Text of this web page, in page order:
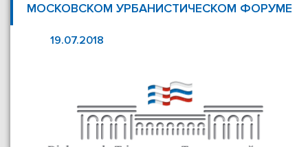
МОСКОВСКОМ УРБАНИСТИЧЕСКОМ ФОРУМЕ
19.07.2018